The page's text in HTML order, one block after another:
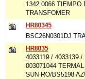
1342.0066 TIEMPO
TRANSFOMER
HR80345
BSC26N0301DJ
HR8035
4033119 / 4033139
003071044
SUN RO/BS5198